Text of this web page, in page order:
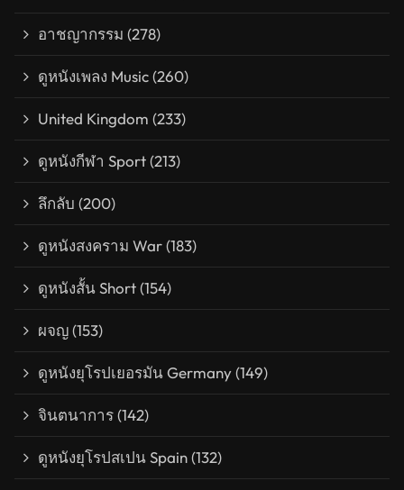
อาชญากรรม (278)
ดูหนังเพลง Music(260)
United Kingdom (233)
ดูหนังกีฬา Sport(213)
ลึกลับ (200)
ดูหนังสงคราม War(183)
ดูหนังสั้น Short(154)
ผจญ(153)
ดูหนังยุโรปเยอรมัน Germany(149)
จินตนาการ(142)
ดูหนังยุโรปสเปน Spain(132)